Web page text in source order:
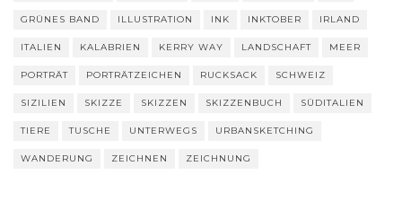
GRÜNES BAND ILLUSTRATION INK INKTOBER IRLAND
ITALIEN KALABRIEN KERRY WAY LANDSCHAFT MEER
PORTRÄT PORTRÄTZEICHEN RUCKSACK SCHWEIZ
SIZILIEN SKIZZE SKIZZEN SKIZZENBUCH SÜDITALIEN
TIERE TUSCHE UNTERWEGS URBANSKETCHING
WANDERUNG ZEICHNEN ZEICHNUNG